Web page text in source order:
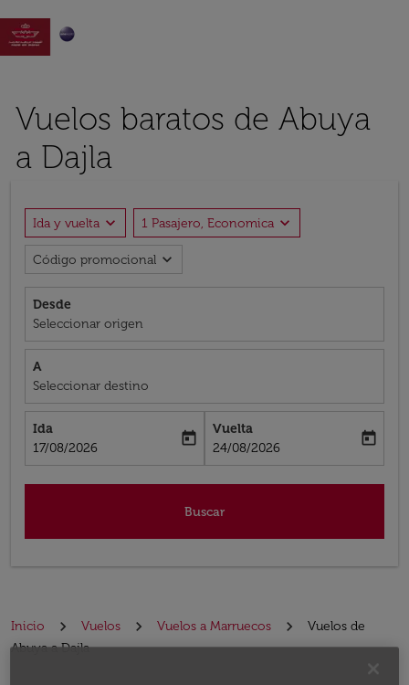

Vuelos baratos de Abuya
a Dajla
Ida y vuelta expand_more 1 Pasajero, Economica expand_more
Código promocional expand_more
Desde
Seleccionar origen
A
Seleccionar destino
Ida
fc-booking-departure-date-aria-label
17/08/2026
today
Vuelta
fc-booking-return-date-aria-label
24/08/2026
today
Buscar
Inicio Vuelos Vuelos a Marruecos
Vuelos de
Abuya a Dajla